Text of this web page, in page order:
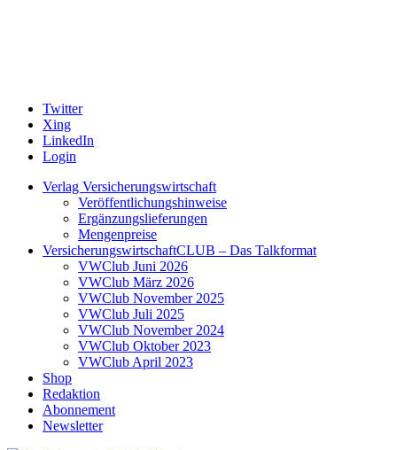
Twitter
Xing
LinkedIn
Login
Verlag Versicherungswirtschaft
Veröffentlichungshinweise
Ergänzungslieferungen
Mengenpreise
VersicherungswirtschaftCLUB – Das Talkformat
VWClub Juni 2026
VWClub März 2026
VWClub November 2025
VWClub Juli 2025
VWClub November 2024
VWClub Oktober 2023
VWClub April 2023
Shop
Redaktion
Abonnement
Newsletter